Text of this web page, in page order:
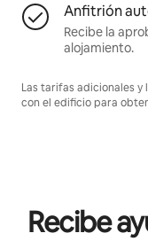
Anfitrión
Recibe la
alojamiento.
Las tarifas adicionales
con el edificio para
Recibe